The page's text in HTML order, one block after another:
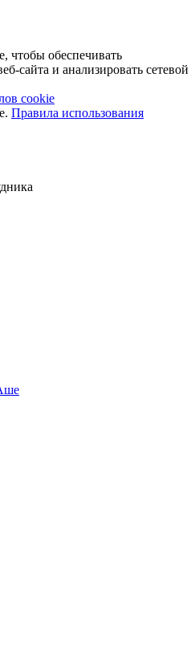
чтобы обеспечивать
сайта и анализировать сетевой
cookie
Правила использования